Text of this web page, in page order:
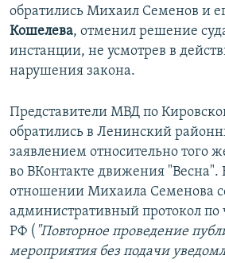
обратились Михаил Семенов и
Кошелева, отменил решение
инстанции, не усмотрев в
нарушения закона.
Представители МВД по
обратились в Ленинский
заявлением относительно того
во ВКонтакте движения "Весна".
отношении Михаила Семенова
административный протокол по
РФ ( "Повторное проведение
мероприятия без подачи